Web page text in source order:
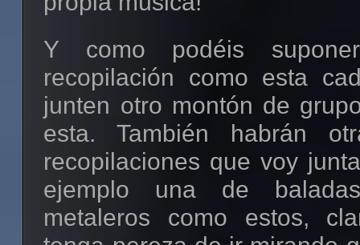
alt="Metal-Libre"></a>
Mascota #2
Código para copiar y pegar:
<a href="http://metal-
target="_blank"><img
src="http://i50.tinypic.com/
alt="Metal-Libre"></a>
Minibanner rotatorio
Descargar
NEGRO Y VIOLETA/
Y como podéis
recopilación como esta
junten otro montón de
esta. También habrán
recopilaciones que voy
ejemplo una de
metaleros como estos,